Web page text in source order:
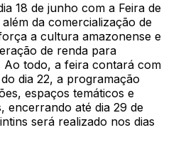
18 de junho com a Feira de
da comercialização de
a cultura amazonense e
de renda para
Ao todo, a feira contará com
dia 22, a programação
espaços temáticos e
encerrando até dia 29 de
será realizado nos dias